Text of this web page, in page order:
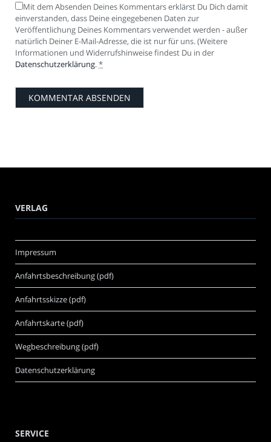
Mit dem Absenden Deines Kommentars erklärst Du Dich damit
einverstanden, dass Deine eingegebenen Daten zur
Veröffentlichung Deines Kommentars verwendet werden - außer
natürlich Deiner E-Mail-Adresse, die ist nur für uns. (Weitere
Informationen und Widerrufshinweise findest Du in der
Datenschutzerklärung.*
VERLAG
Impressum
Anfahrtsbeschreibung (pdf)
Anfahrtsskizze (pdf)
Anfahrtskarte (pdf)
Wegbeschreibung (pdf)
Datenschutzerklärung
SERVICE